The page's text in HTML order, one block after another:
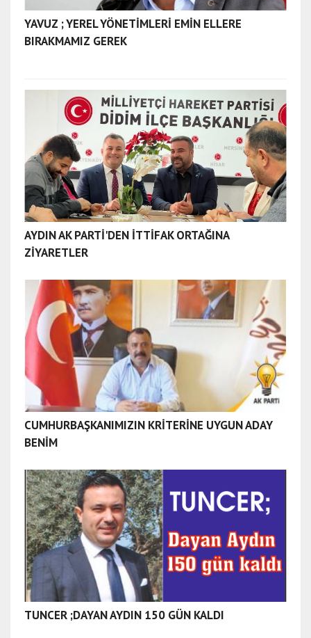
YAVUZ ; YEREL YÖNETİMLERİ EMİN ELLERE
BIRAKMAMIZ GEREK
AYDIN AK PARTİ'DEN İTTİFAK ORTAĞINA
ZİYARETLER
CUMHURBAŞKANIMIZIN KRİTERİNE UYGUN ADAY
BENİM
TUNCER ;DAYAN AYDIN 150 GÜN KALDI